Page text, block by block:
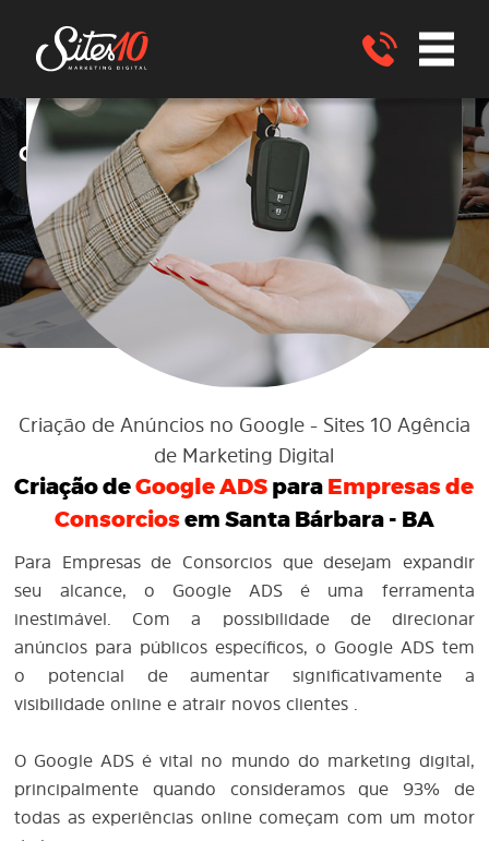
Criação de anúncios no Google ADS
Google ADSpara EMPRESAS de
CONSORCIO Santa Bárbara - BA
ENVIE UM WHATSAPP
Criação de Anúncios no Google - Sites 10 Agência
de Marketing Digital
Criação deGoogle ADS para Empresas de
Consorciosem Santa Bárbara - BA
Para Empresas de Consorcios que desejam expandir
seu alcance, o Google ADS é uma ferramenta
inestimável. Com a possibilidade de direcionar
anúncios para públicos específicos, o Google ADS tem
o potencial de aumentar significativamente a
visibilidade online e atrair novos clientes .
O Google ADS é vital no mundo do marketing digital,
principalmente quando consideramos que 93% de
todas as experiências online começam com um motor